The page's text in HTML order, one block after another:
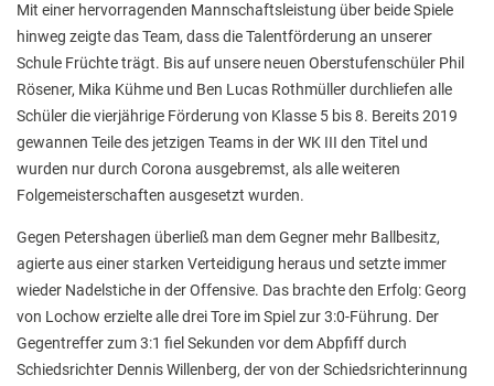
Sekretariat
Formulare
Unterrichtszeiten
Kooperationen
IT & Print
Musikschule
Stadtbücherei
Wirtschaft
Förderverein
Mit einer hervorragenden Mannschaftsleistung über beide Spiele
hinweg zeigte das Team, dass die Talentförderung an unserer
Schule Früchte trägt. Bis auf unsere neuen Oberstufenschüler Phil
Rösener, Mika Kühme und Ben Lucas Rothmüller durchliefen alle
Schüler die vierjährige Förderung von Klasse 5 bis 8. Bereits 2019
gewannen Teile des jetzigen Teams in der WK III den Titel und
wurden nur durch Corona ausgebremst, als alle weiteren
Folgemeisterschaften ausgesetzt wurden.
Gegen Petershagen überließ man dem Gegner mehr Ballbesitz,
agierte aus einer starken Verteidigung heraus und setzte immer
wieder Nadelstiche in der Offensive. Das brachte den Erfolg: Georg
von Lochow erzielte alle drei Tore im Spiel zur 3:0-Führung. Der
Gegentreffer zum 3:1 fiel Sekunden vor dem Abpfiff durch
Schiedsrichter Dennis Willenberg, der von der Schiedsrichterinnung